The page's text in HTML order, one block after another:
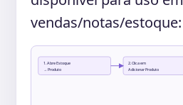
vendas/notas/estoque:
1. Abre Estoque
→ Produto
2. Clica em
Adicionar Produto